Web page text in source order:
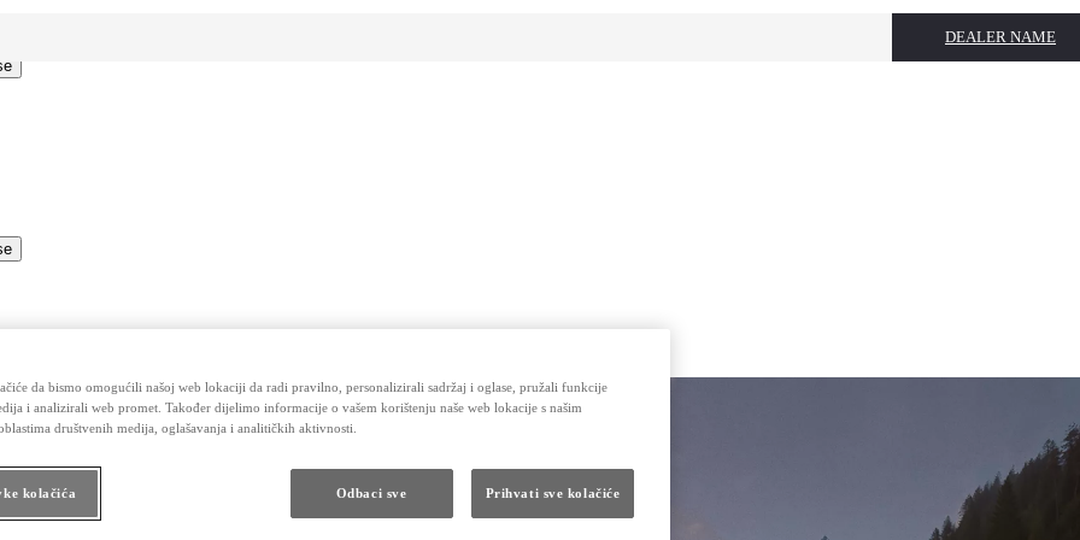
DEALER NAME
da bismo omogućili našoj web lokaciji da radi pravilno, personalizirali sadržaj i oglase, pružali funkcije
i analizirali web promet. Također dijelimo informacije o vašem korištenju naše web lokacije s našim
društvenih medija, oglašavanja i analitičkih aktivnosti.
kolačića Odbaci sve Prihvati sve kolačiće